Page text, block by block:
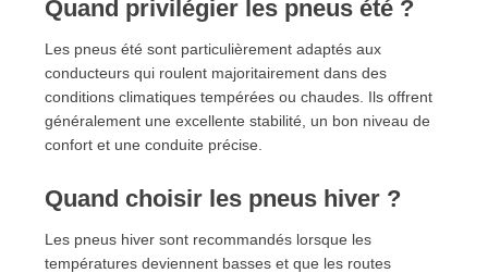
Quand privilégier les pneus été ?
Les pneus été sont particulièrement adaptés aux
conducteurs qui roulent majoritairement dans des
conditions climatiques tempérées ou chaudes. Ils offrent
généralement une excellente stabilité, un bon niveau de
confort et une conduite précise.
Quand choisir les pneus hiver ?
Les pneus hiver sont recommandés lorsque les
températures deviennent basses et que les routes